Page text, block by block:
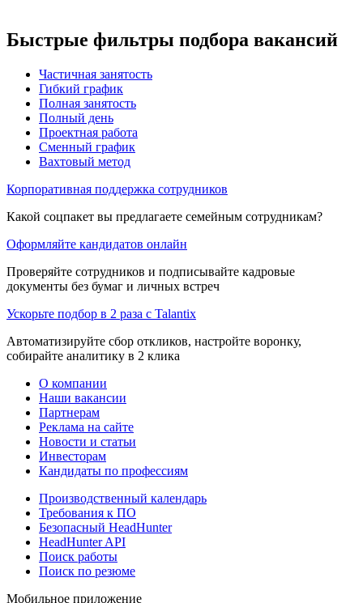
Быстрые фильтры подбора вакансий
Частичная занятость
Гибкий график
Полная занятость
Полный день
Проектная работа
Сменный график
Вахтовый метод
Корпоративная поддержка сотрудников
Какой соцпакет вы предлагаете семейным сотрудникам?
Оформляйте кандидатов онлайн
Проверяйте сотрудников и подписывайте кадровые
документы без бумаг и личных встреч
Ускорьте подбор в 2 раза с Talantix
Автоматизируйте сбор откликов, настройте воронку,
собирайте аналитику в 2 клика
О компании
Наши вакансии
Партнерам
Реклама на сайте
Новости и статьи
Инвесторам
Кандидаты по профессиям
Производственный календарь
Требования к ПО
Безопасный HeadHunter
HeadHunter API
Поиск работы
Поиск по резюме
Мобильное приложение